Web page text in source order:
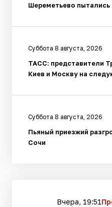
Шереметьево пытались
Суббота 8 августа, 2026
ТАСС: представители
Киев и Москву на
Суббота 8 августа, 2026
Пьяный приезжий
Сочи
Вчера, 19:51